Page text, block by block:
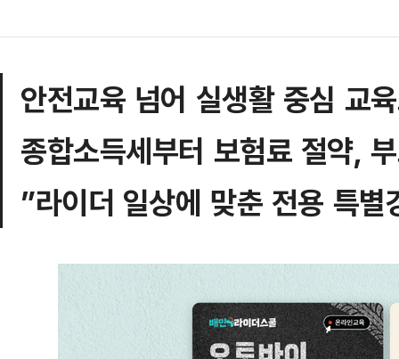
안전교육 넘어 실생활 중심 교
종합소득세부터 보험료 절약,
”라이더 일상에 맞춘 전용 특별